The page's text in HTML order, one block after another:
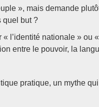
», mais demande
quel but ?
« l’identité nationale » ou
entre le pouvoir, la
pratique, un mythe